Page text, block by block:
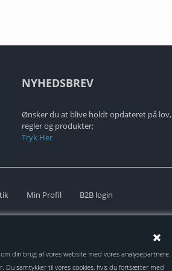
din brug af vores website med vores analysepartnere.
Du samtykker til vores cookies, hvis du fortsætter med
NYHEDSBREV
Ønsker du at blive holdt opdateret på lov,
regler og produkter;
Tryk Her
Min Profil B2B login